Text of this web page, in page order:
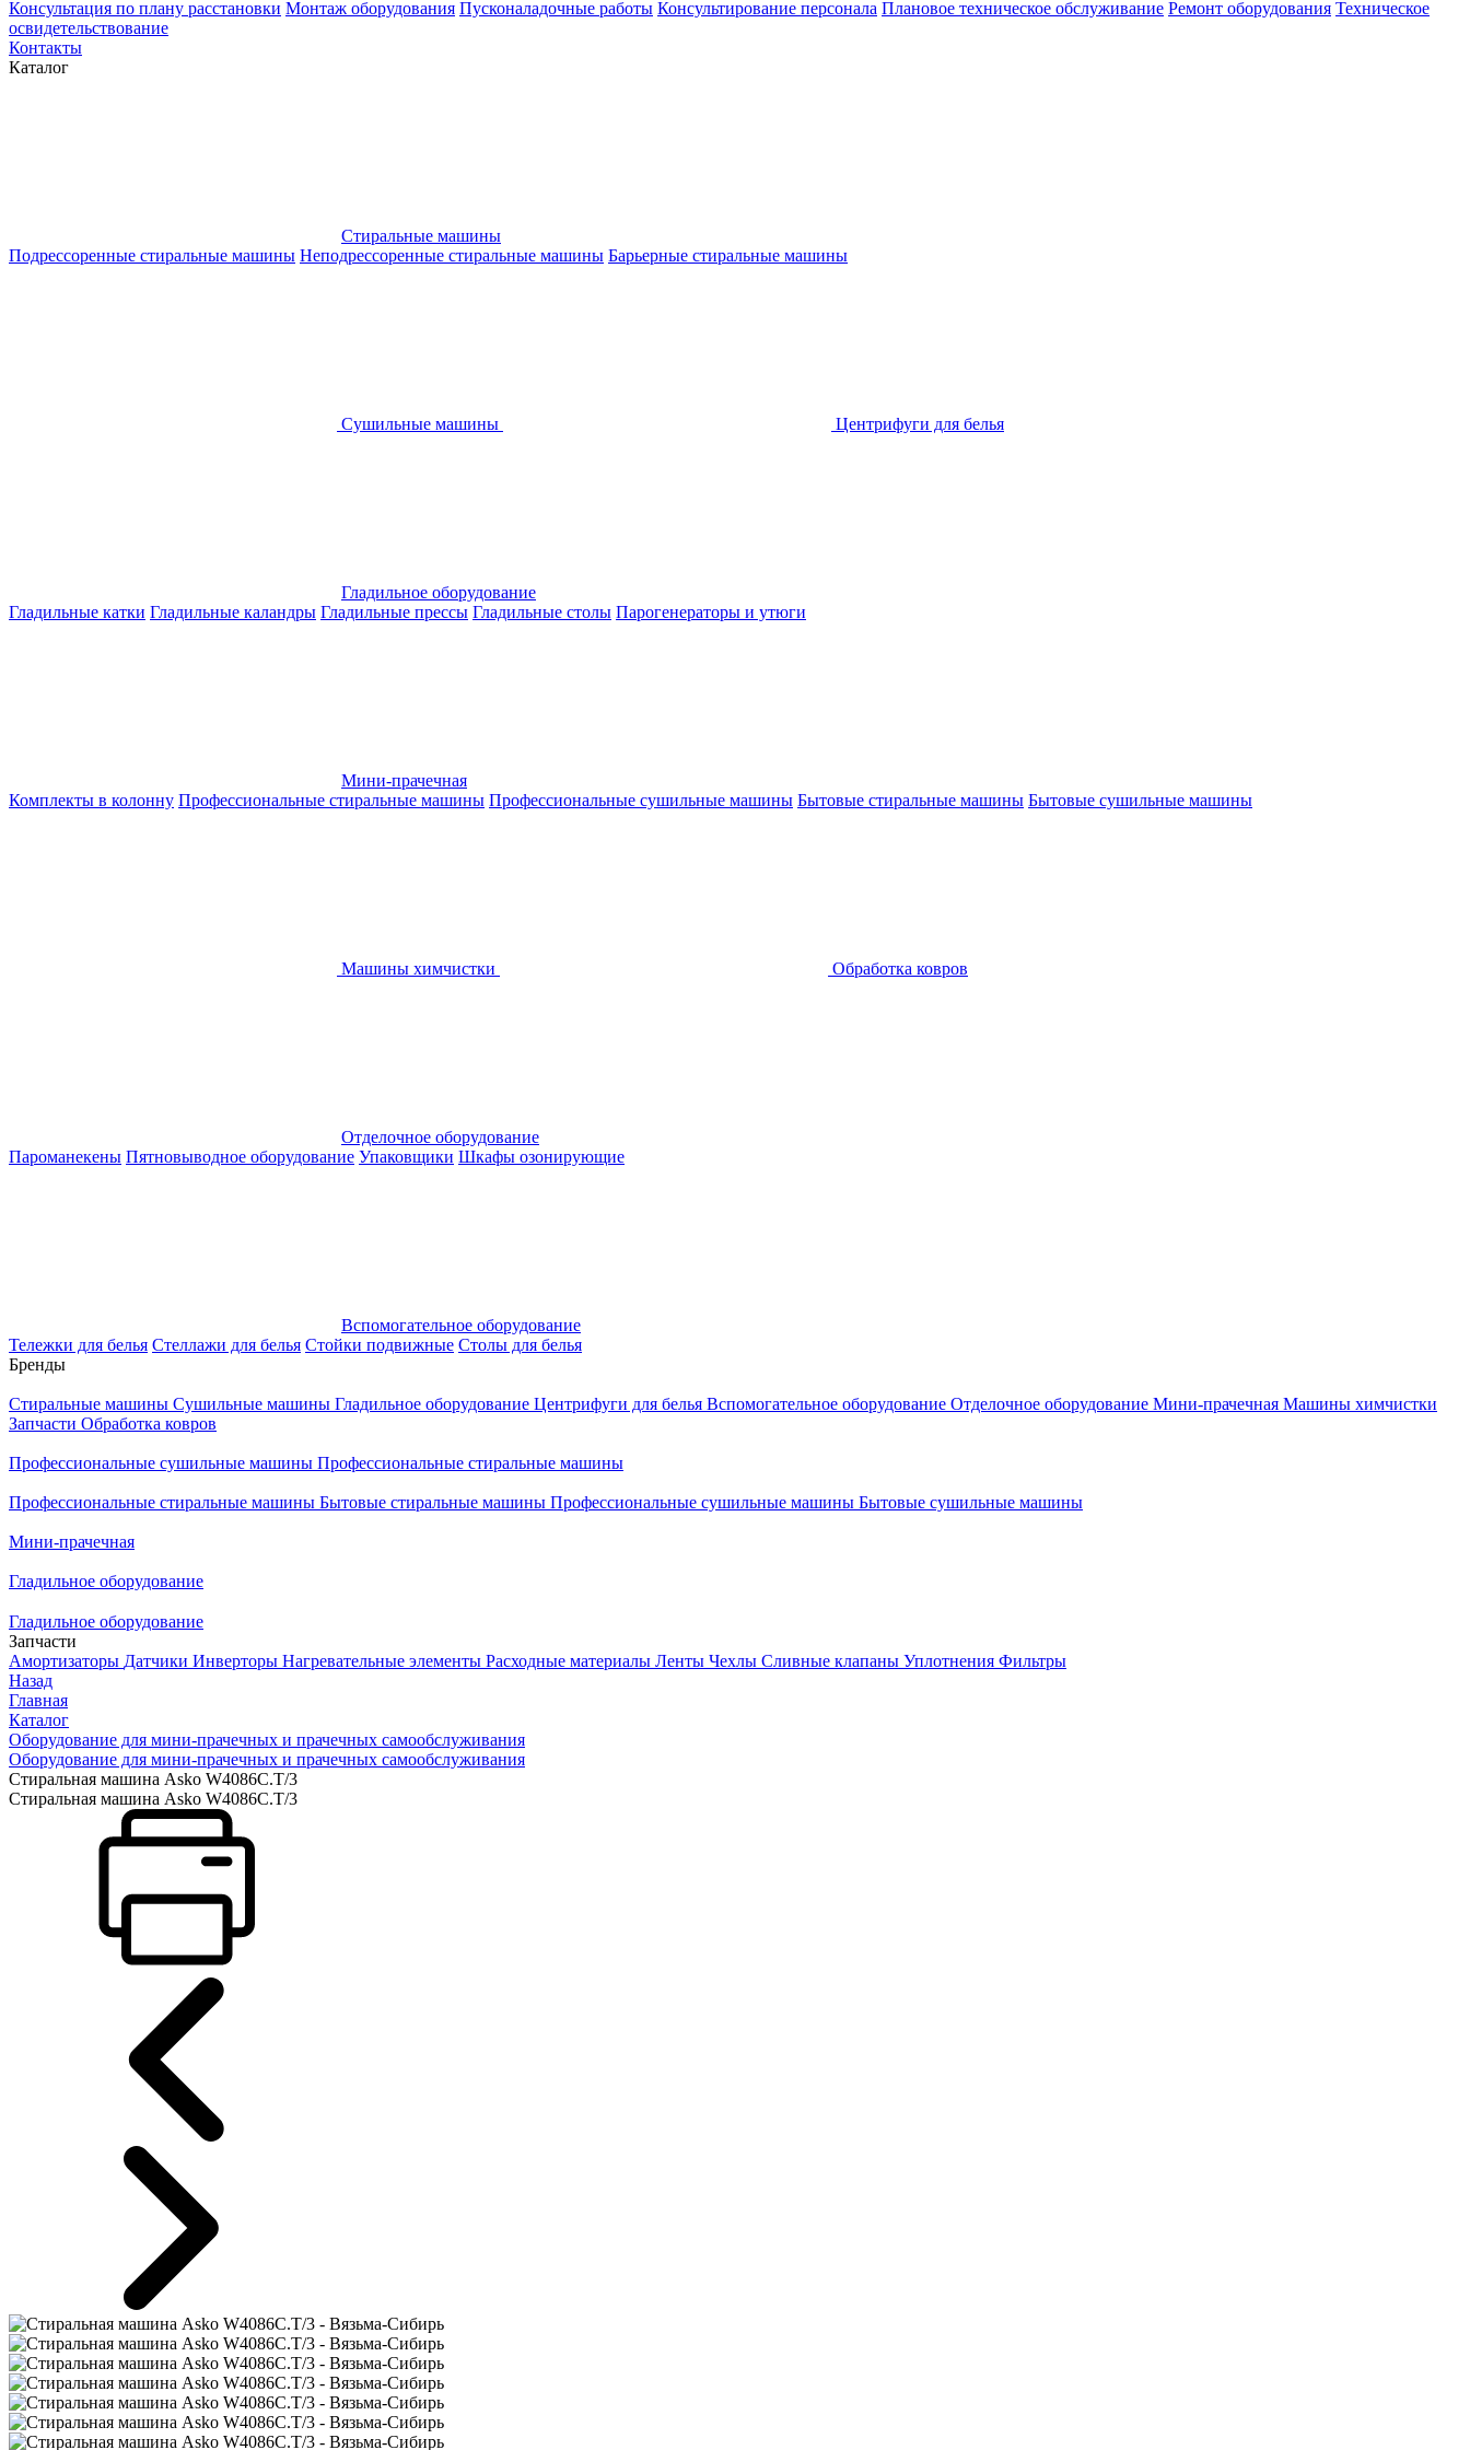
Конcультация по плану расстановки Монтаж оборудования Пусконаладочные работы Консультирование персонала Плановое техническое обслуживание Ремонт оборудования Техническое
освидетельствование
Контакты
Каталог
Стиральные машины
Подрессоренные стиральные машины Неподрессоренные стиральные машины Барьерные стиральные машины
Сушильные машины Центрифуги для белья
Гладильное оборудование
Гладильные катки Гладильные каландры Гладильные прессы Гладильные столы Парогенераторы и утюги
Мини-прачечная
Комплекты в колонну Профессиональные стиральные машины Профессиональные сушильные машины Бытовые стиральные машины Бытовые сушильные машины
Машины химчистки Обработка ковров
Отделочное оборудование
Пароманекены Пятновыводное оборудование Упаковщики Шкафы озонирующие
Вспомогательное оборудование
Тележки для белья Стеллажи для белья Стойки подвижные Столы для белья
Бренды
Стиральные машины Сушильные машины Гладильное оборудование Центрифуги для белья Вспомогательное оборудование Отделочное оборудование Мини-прачечная Машины химчистки
Запчасти Обработка ковров
Профессиональные сушильные машины Профессиональные стиральные машины
Профессиональные стиральные машины Бытовые стиральные машины Профессиональные сушильные машины Бытовые сушильные машины
Мини-прачечная
Гладильное оборудование
Гладильное оборудование
Запчасти
Амортизаторы Датчики Инверторы Нагревательные элементы Расходные материалы Ленты Чехлы Сливные клапаны Уплотнения Фильтры
Назад
Главная
Каталог
Оборудование для мини-прачечных и прачечных самообслуживания
Оборудование для мини-прачечных и прачечных самообслуживания
Стиральная машина Asko W4086C.T/3
Стиральная машина Asko W4086C.T/3